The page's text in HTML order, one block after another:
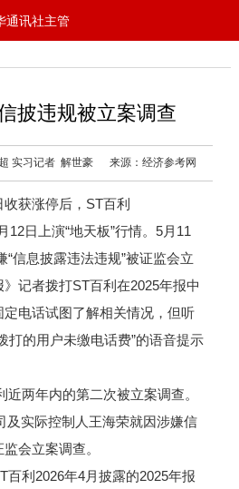
通讯社主管
披违规被立案调查
实习记者 解世豪 来源：经济参考网
获涨停后，ST百利
12日上演“地天板”行情。5月11
“信息披露违法违规”被证监会立
记者拨打ST百利在2025年报中
定电话试图了解相关情况，但听
打的用户未缴电话费”的语音提示
两年内的第二次被立案调查。
及实际控制人王海荣就因涉嫌信
会立案调查。
利2026年4月披露的2025年报